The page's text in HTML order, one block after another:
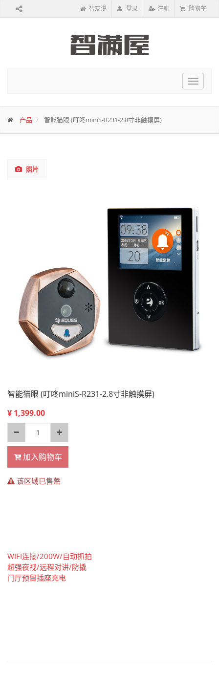
智友说 登录 注册 购物车
Toggle
产品 智能猫眼 (叮咚miniS-R231-2.8寸非触摸屏)
照片
智能猫眼 (叮咚miniS-R231-2.8寸非触摸屏)
¥ 1,399.00
加入购物车
该区域已售罄
WIFI连接/200W/自动抓拍
超强夜视/远程对讲/防撬
门厅预留插座充电